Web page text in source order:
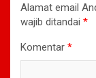
Alamat email
wajib ditandai *
Komentar *